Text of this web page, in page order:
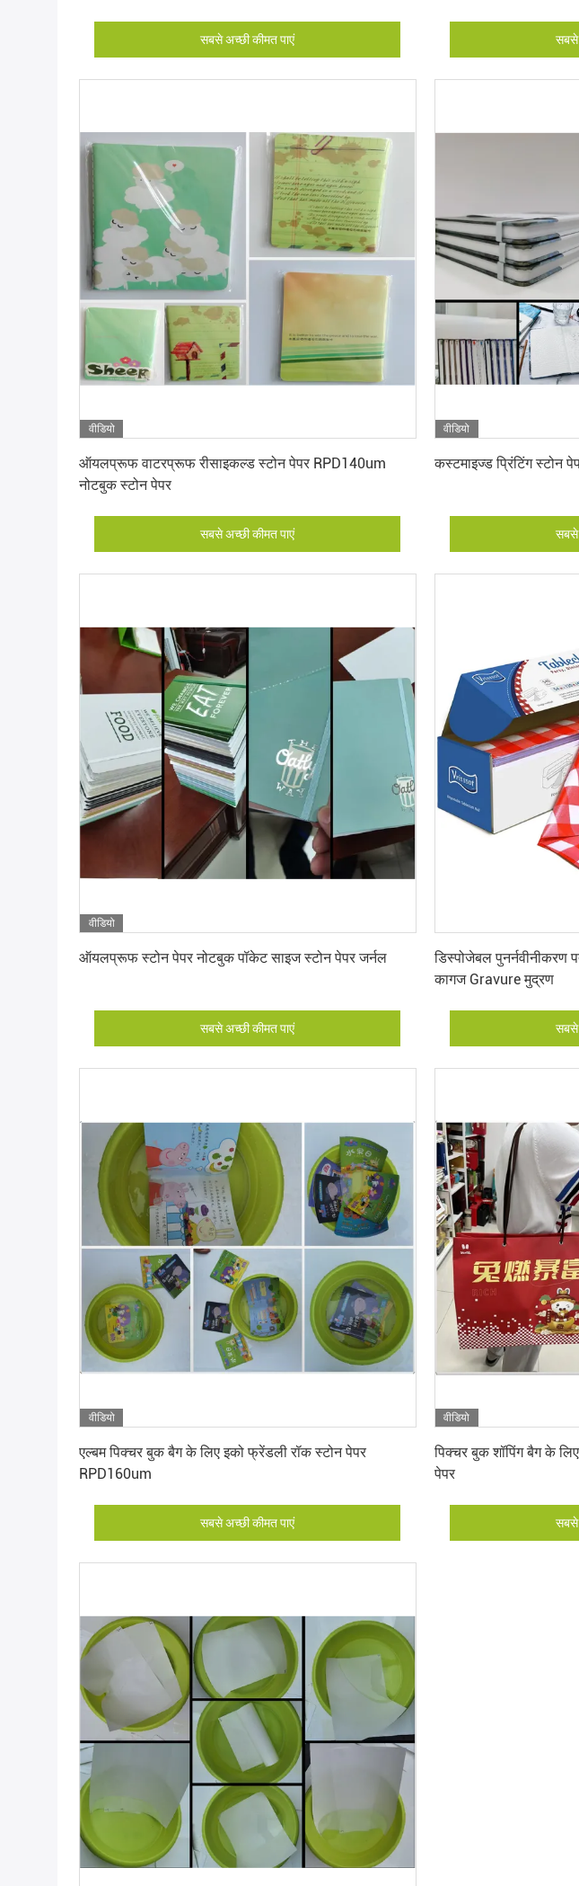
सबसे अच्छी कीमत पाएं सबसे
वीडियो
ऑयलप्रूफ वाटरप्रूफ रीसाइकल्ड स्टोन पेपर RPD140um
नोटबुक स्टोन पेपर
सबसे अच्छी कीमत पाएं
वीडियो
कस्टमाइज्ड प्रिंटिंग स्टोन
सबसे
वीडियो
ऑयलप्रूफ स्टोन पेपर नोटबुक पॉकेट साइज स्टोन पेपर जर्नल
सबसे अच्छी कीमत पाएं
डिस्पोजेबल पुनर्नवीनीकरण
कागज Gravure मुद्रण
सबसे
वीडियो
एल्बम पिक्चर बुक बैग के लिए इको फ्रेंडली रॉक स्टोन पेपर
RPD160um
सबसे अच्छी कीमत पाएं
वीडियो
पिक्चर बुक शॉपिंग बैग के
पेपर
सबसे